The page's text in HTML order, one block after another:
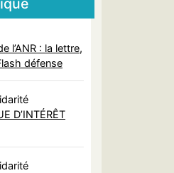
l’ANR : la lettre,
défense
D’INTÉRÊT